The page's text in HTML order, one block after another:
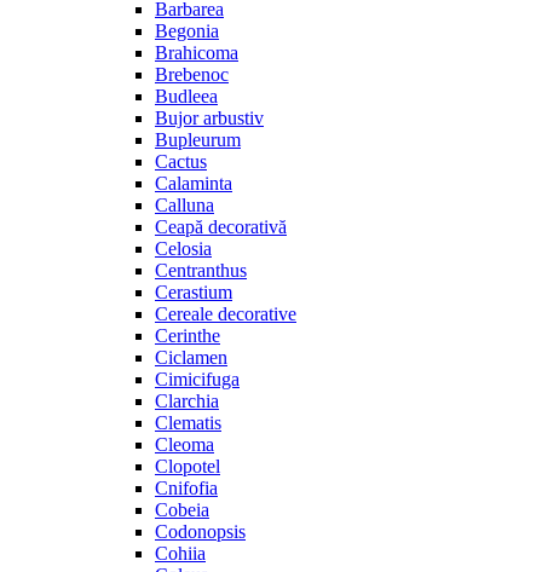
Barbarea
Begonia
Brahicoma
Brebenoc
Budleea
Bujor arbustiv
Bupleurum
Cactus
Calaminta
Calluna
Ceapă decorativă
Celosia
Centranthus
Cerastium
Cereale decorative
Cerinthe
Ciclamen
Cimicifuga
Clarchia
Clematis
Cleoma
Clopotel
Cnifofia
Cobeia
Codonopsis
Cohiia